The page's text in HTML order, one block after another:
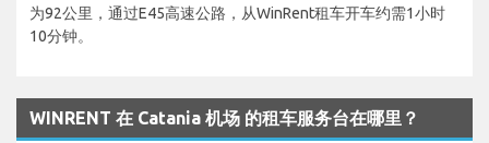
为92公里，通过E45高速公路，从WinRent租车开车约需1小时
10分钟。
WINRENT 在 Catania 机场 的租车服务台在哪里？